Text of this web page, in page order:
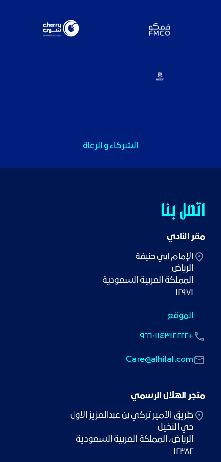
الشركاء و الرعاة
اتصل بنا
مقر النادي
١٢٩٧١
الموقع
Care@alhilal.com
+٩٦٦٠١١٤٣١٢٢٢٢
متجر الهلال الرسمي
حي النخيل
١٢٣٨٢